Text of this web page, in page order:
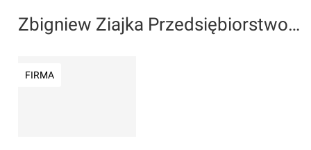
Zbigniew Ziajka Przedsiębiorstwo Drogowe
FIRMA